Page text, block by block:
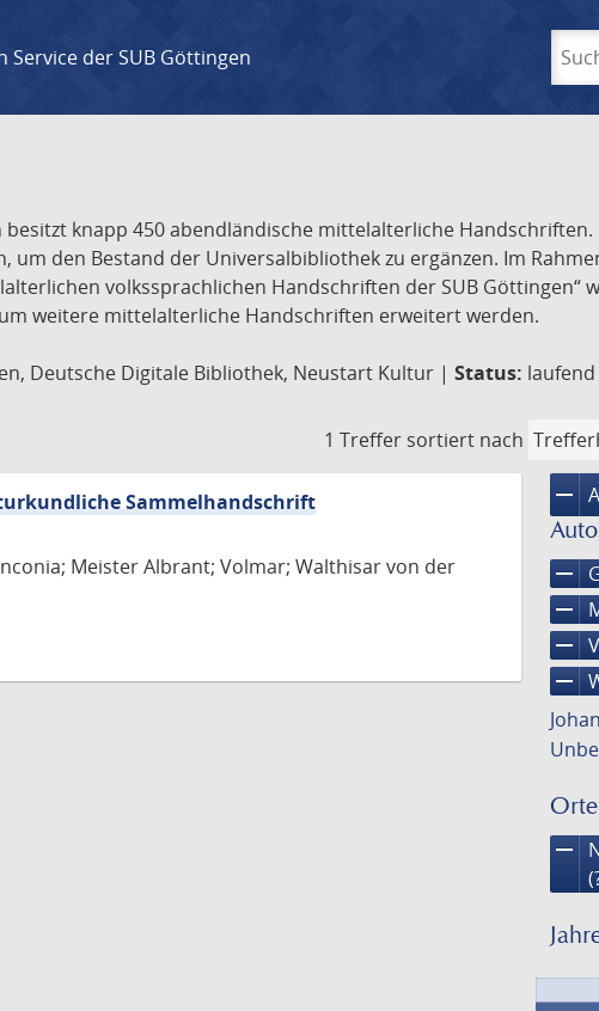
Service der SUB Göttingen
knapp 450 abendländische mittelalterliche
den Bestand der Universalbibliothek zu ergänzen. Im
volkssprachlichen Handschriften der SUB Göttingen“
weitere mittelalterliche Handschriften erweitert werden.
Deutsche Digitale Bibliothek, Neustart Kultur | Status: laufend
1 Treffer sortiert nach
remove
remove
remove
remove
remove
Orte
remove
Sammelhandschrift
Meister Albrant; Volmar; Walthisar von der